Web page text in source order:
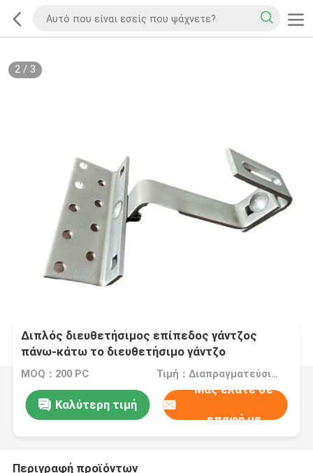
2/ 3
Διπλός διευθετήσιμος επίπεδος γάντζος
πάνω-κάτω το διευθετήσιμο γάντζο
ανοξείδωτου γάντζων κυρίως για την Ευρώπη
MOQ：200 PC Τιμή：Διαπραγματεύσιμα
Καλύτερη τιμή
Μας ελάτε σε
επαφή με
Περιγραφή προϊόντων